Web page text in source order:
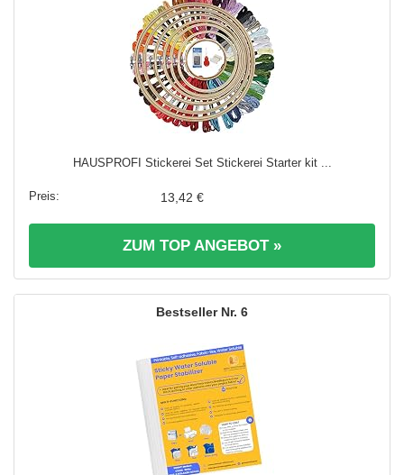
HAUSPROFI Stickerei Set Stickerei Starter kit ...
13,42 €
ZUM TOP ANGEBOT »
6